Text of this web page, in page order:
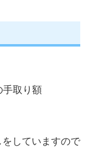
取り額
していますので